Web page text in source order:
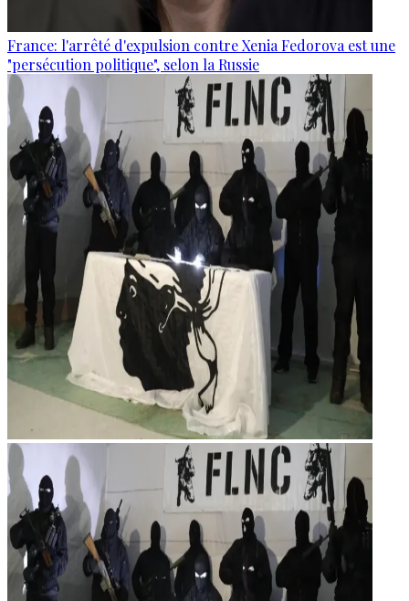
France: l'arrêté d'expulsion contre Xenia Fedorova est une
"persécution politique", selon la Russie